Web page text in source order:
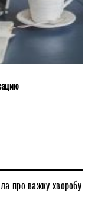
про важку хворобу